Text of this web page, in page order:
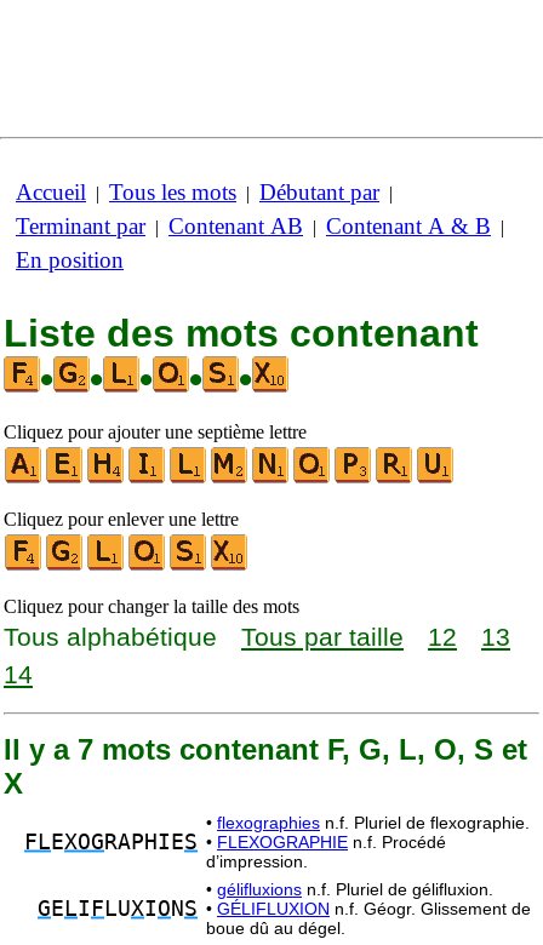
Accueil | Tous les mots | Débutant par|
Terminant par| Contenant AB | Contenant A & B |
En position
Liste des mots contenant
•
• • • •
Cliquez pour ajouter une septième lettre
Cliquez pour enlever une lettre
Cliquez pour changer la taille des mots
Tous alphabétique Tous par taille 12
13
14
Il y a 7 mots contenant F, G, L, O, S et
X
FL EXOG RAPHIES
• flexographies n.f. Pluriel de flexographie.
• FLEXOGRAPHIE n.f. Procédé
d’impression.
G E LI F LUXIO N S
• gélifluxions n.f. Pluriel de gélifluxion.
• GÉLIFLUXION n.f. Géogr. Glissement de
boue dû au dégel.